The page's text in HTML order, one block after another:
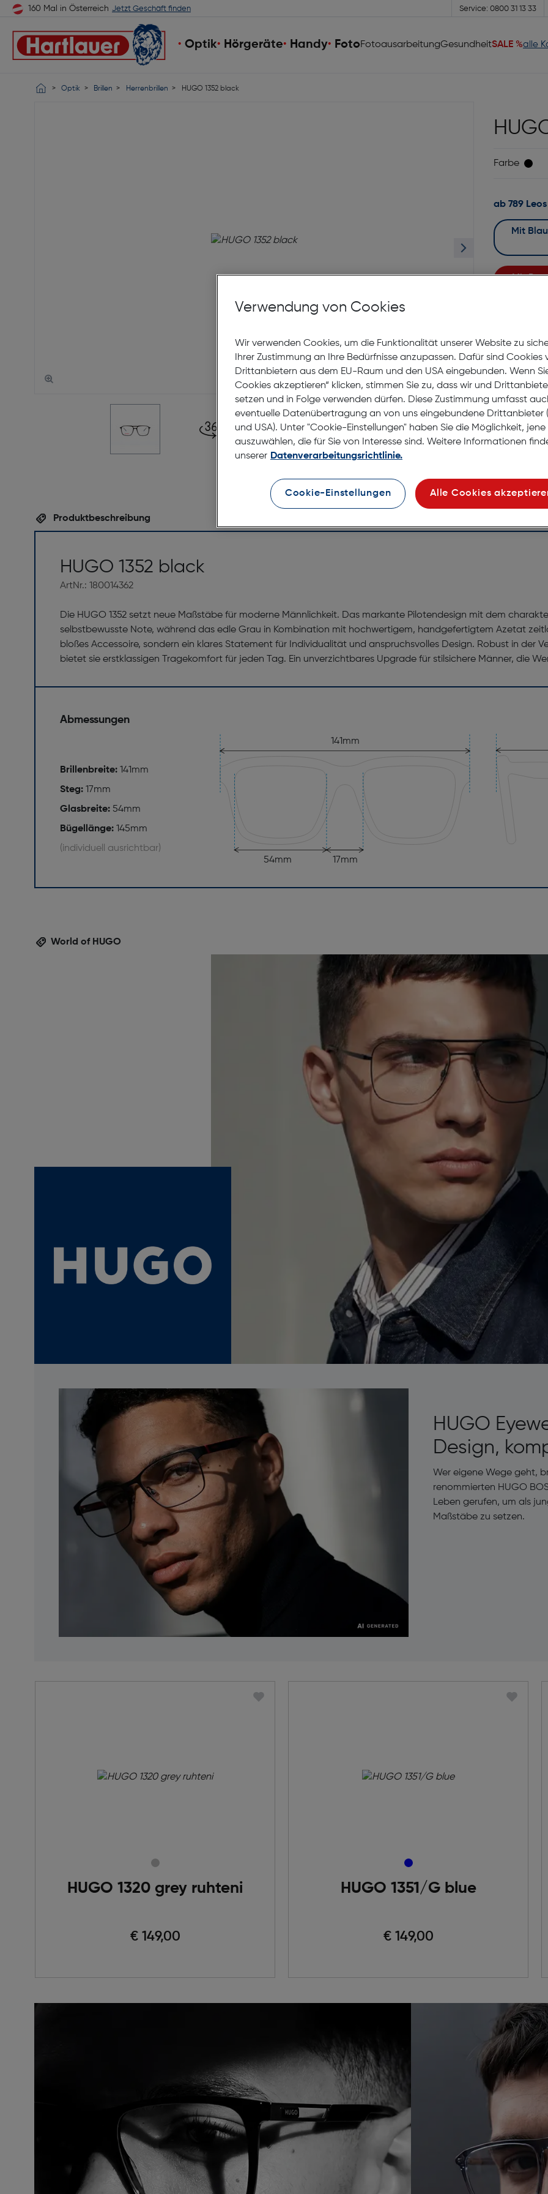
160 Mal in Österreich Jetzt Geschäft finden Service: 0800 31 13 33
Optik Hörgeräte Handy FotoFotoausarbeitungGesundheitSALE %alle
Optik Brillen Herrenbrillen HUGO 1352 black
Farbe
ab 789 Leos
Mit Premiumgläsern und Superentspiegelung in Sehstärke
Jetzt
Lagernd
Nach
Produktbeschreibung
HUGO 1352 black
ArtNr.: 180014362
Die HUGO 1352 setzt neue Maßstäbe für moderne Männlichkeit. Das markante Pilotendesign mit dem
selbstbewusste Note, während das edle Grau in Kombination mit hochwertigem, handgefertigtem Azetat
bloßes Accessoire, sondern ein klares Statement für Individualität und anspruchsvolles Design. Robust in der
bietet sie erstklassigen Tragekomfort für jeden Tag. Ein unverzichtbares Upgrade für stilsichere Männer, die
Abmessungen
Brillenbreite: 141mm
Steg: 17mm
Glasbreite: 54mm
Bügellänge: 145mm
(individuell ausrichtbar)
141mm
17mm
54mm
World of HUGO
HUGO
Design,
Wer eigene Wege geht,
renommierten HUGO
Leben gerufen, um als
Maßstäbe zu setzen.
HUGO 1320 grey ruhteni
€ 149,00
HUGO 1351/G blue
€ 149,00
Verwendung von Cookies
Wir verwenden Cookies, um die Funktionalität unserer Website zu
Ihrer Zustimmung an Ihre Bedürfnisse anzupassen. Dafür sind Cookies
Drittanbietern aus dem EU-Raum und den USA eingebunden. Wenn
Cookies akzeptieren“ klicken, stimmen Sie zu, dass wir und
setzen und in Folge verwenden dürfen. Diese Zustimmung umfasst
eventuelle Datenübertragung an von uns eingebundene Drittanbieter
und USA). Unter "Cookie-Einstellungen" haben Sie die Möglichkeit,
auszuwählen, die für Sie von Interesse sind. Weitere Informationen
unserer Datenverarbeitungsrichtlinie.
Cookie-Einstellungen Alle Cookies